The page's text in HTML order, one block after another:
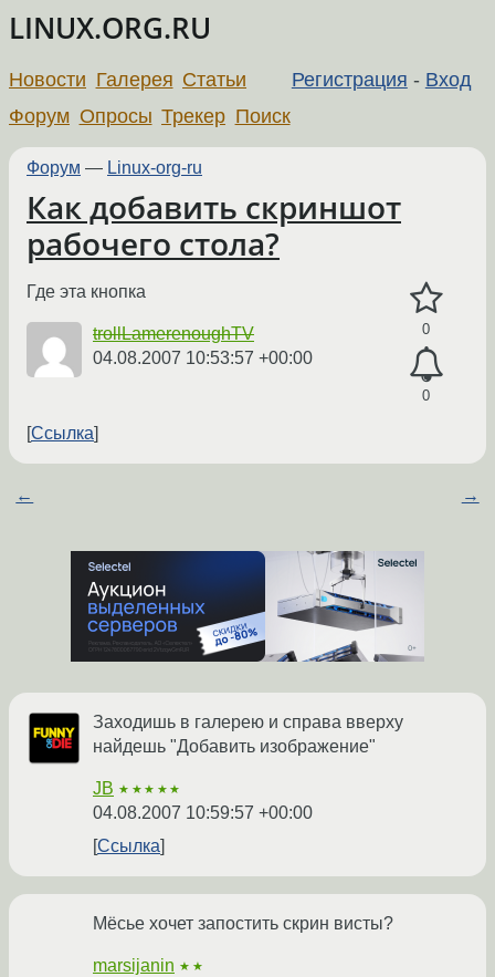
LINUX.ORG.RU
Регистрация - Вход
Новости Галерея Статьи
Форум Опросы Трекер Поиск
Форум — Linux-org-ru
Как добавить скриншот
рабочего стола?
0
0
Где эта кнопка
trollLamerenoughTV
04.08.2007 10:53:57 +00:00
Ссылка
← →
Заходишь в галерею и справа вверху
найдешь "Добавить изображение"
JB ★★★★★
04.08.2007 10:59:57 +00:00
Ссылка
Мёсье хочет запостить скрин висты?
marsijanin ★★